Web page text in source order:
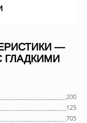
—
ГЛАДКИМИ
200
125
705